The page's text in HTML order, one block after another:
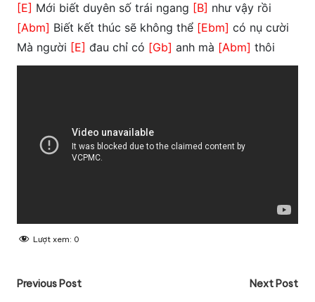
[E] Mới biết duyên số trái ngang [B] như vậy rồi
[Abm] Biết kết thúc sẽ không thể [Ebm] có nụ cười
Mà người [E] đau chỉ có [Gb] anh mà [Abm] thôi
Lượt xem: 0
Post
Previous Post
Next Post